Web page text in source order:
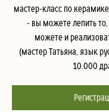
мастер-класс по
- вы можете лепить то,
можете и
(мастер Татьяна, язык
10.000